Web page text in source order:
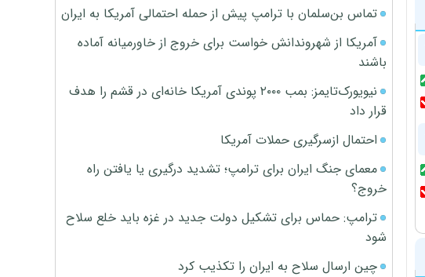
تماس بن‌سلمان با ترامپ پیش از حمله احتمالی آمریکا به ایران
آمریکا از شهروندانش خواست برای خروج از خاورمیانه آماده
باشند
نیویورک‌تایمز: بمب ۲۰۰۰ پوندی آمریکا خانه‌ای در قشم را هدف
قرار داد
احتمال ازسرگیری حملات آمریکا
معمای جنگ ایران برای ترامپ؛ تشدید درگیری یا یافتن راه
خروج؟
ترامپ: حماس برای تشکیل دولت جدید در غزه باید خلع سلاح
شود
چین ارسال سلاح به ایران را تکذیب کرد